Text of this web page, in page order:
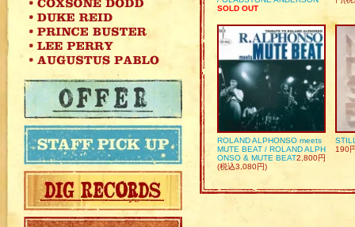
SOLD OUT
ROLAND ALPHONSO meets
MUTE BEAT / ROLAND ALPH
ONSO & MUTE BEAT2,800円
(税込3,080円)
190